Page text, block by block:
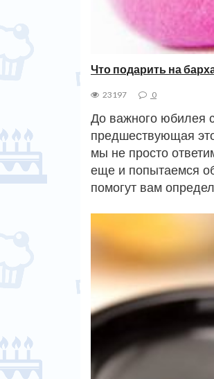
Что подарить на
23197 0
До важного юбилея
предшествующая
мы не просто
еще и попытаемся
помогут вам